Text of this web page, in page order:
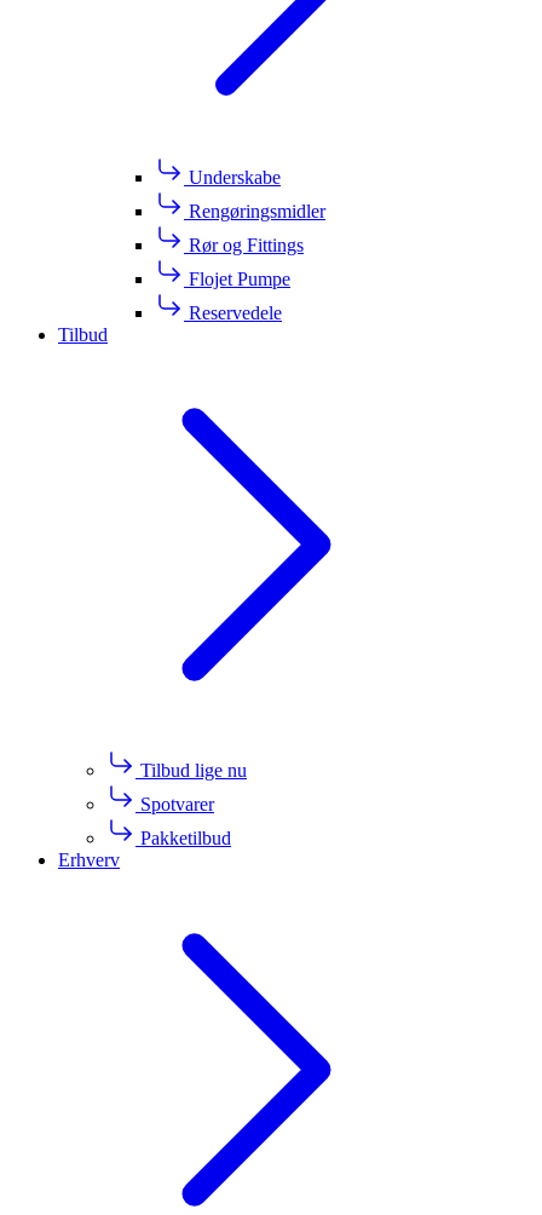
Underskabe
Rengøringsmidler
Rør og Fittings
Flojet Pumpe
Reservedele
Tilbud
Tilbud lige nu
Spotvarer
Pakketilbud
Erhverv